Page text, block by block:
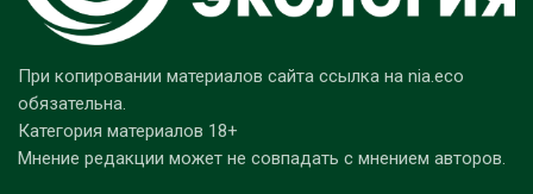
При копировании материалов сайта ссылка на nia.eco
обязательна.
Категория материалов 18+
Мнение редакции может не совпадать с мнением авторов.